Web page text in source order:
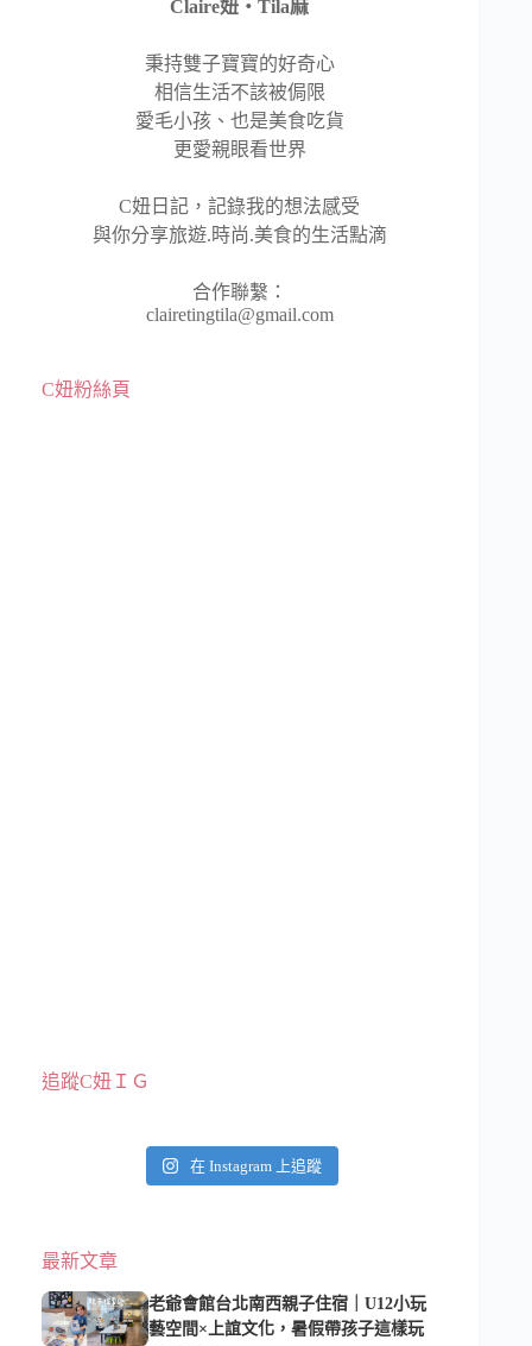
Claire妞‧Tila麻
秉持雙子寶寶的好奇心
相信生活不該被侷限
愛毛小孩、也是美食吃貨
更愛親眼看世界
C妞日記，記錄我的想法感受
與你分享旅遊.時尚.美食的生活點滴
合作聯繫：
clairetingtila@gmail.com
C妞粉絲頁
追蹤C妞ＩＧ
在 Instagram 上追蹤
最新文章
老爺會館台北南西親子住宿｜U12小玩
藝空間×上誼文化，暑假帶孩子這樣玩